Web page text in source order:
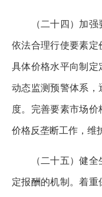
（二十四）加强
依法合理行使要素定
具体价格水平向制定
动态监测预警体系，
度。完善要素市场
价格反垄断工作，维
（二十五）健全
定报酬的机制。着